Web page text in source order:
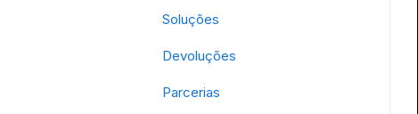
Soluções
Devoluções
Parcerias